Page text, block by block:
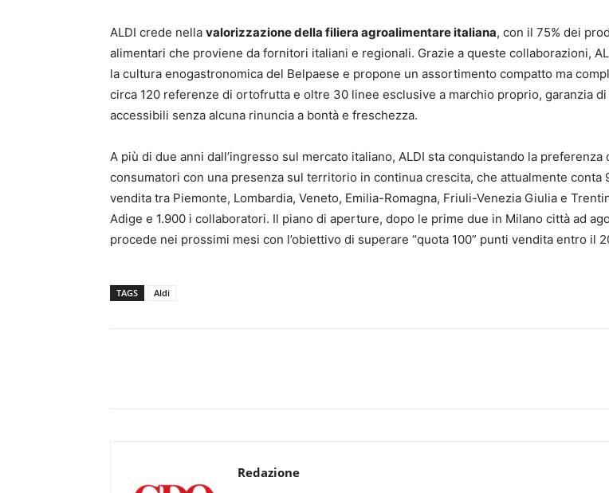
ALDI crede nella valorizzazione della filiera agroalimentare italiana, con il 75% dei
alimentari che proviene da fornitori italiani e regionali. Grazie a queste collaborazioni,
la cultura enogastronomica del Belpaese e propone un assortimento compatto ma
circa 120 referenze di ortofrutta e oltre 30 linee esclusive a marchio proprio, garanzia
accessibili senza alcuna rinuncia a bontà e freschezza.
A più di due anni dall’ingresso sul mercato italiano, ALDI sta conquistando la preferenza
consumatori con una presenza sul territorio in continua crescita, che attualmente conta
vendita tra Piemonte, Lombardia, Veneto, Emilia-Romagna, Friuli-Venezia Giulia e
Adige e 1.900 i collaboratori. Il piano di aperture, dopo le prime due in Milano città ad
procede nei prossimi mesi con l’obiettivo di superare “quota 100” punti vendita entro il
TAGS Aldi
Redazione